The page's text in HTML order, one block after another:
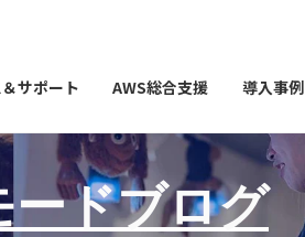
サポート AWS総合支援 導入事例
ドブログ